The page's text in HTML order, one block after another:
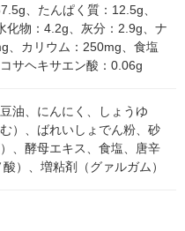
、たんぱく質：12.5g、
化物：4.2g、灰分：2.9g、ナ
、カリウム：250mg、食塩
サヘキサエン酸：0.06g
油、にんにく、しょうゆ
む）、ばれいしょでん粉、砂
、酵母エキス、食塩、唐辛
）、増粘剤（グァルガム）